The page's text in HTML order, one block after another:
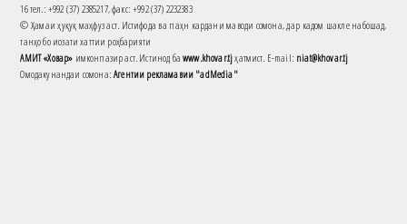
16 тел.: +992 (37) 2385217, факс: +992 (37) 2232383
© Ҳамаи ҳуқуқ маҳфуз аст. Истифода ва паҳн кардани маводи сомона, дар кадом шакле набошад,
танҳо бо иҷозати хаттии роҳбарияти
АМИТ «Ховар» имконпазир аст. Истинод баwww.khovar.tjҳатмист. E-mail: niat@khovar.tj
Омодакунандаи сомона:Агентии рекламавии "adMedia"